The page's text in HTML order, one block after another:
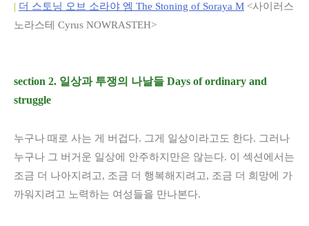
| 더 스토닝 오브 소라야 엠 The Stoning of Soraya M <사이러스
노라스테 Cyrus NOWRASTEH>
section 2. 일상과 투쟁의 나날들 Days of ordinary and
struggle
누구나 때로 사는 게 버겁다. 그게 일상이라고도 한다. 그러나
누구나 그 버거운 일상에 안주하지만은 않는다. 이 섹션에서는
조금 더 나아지려고, 조금 더 행복해지려고, 조금 더 희망에 가
까워지려고 노력하는 여성들을 만나본다.